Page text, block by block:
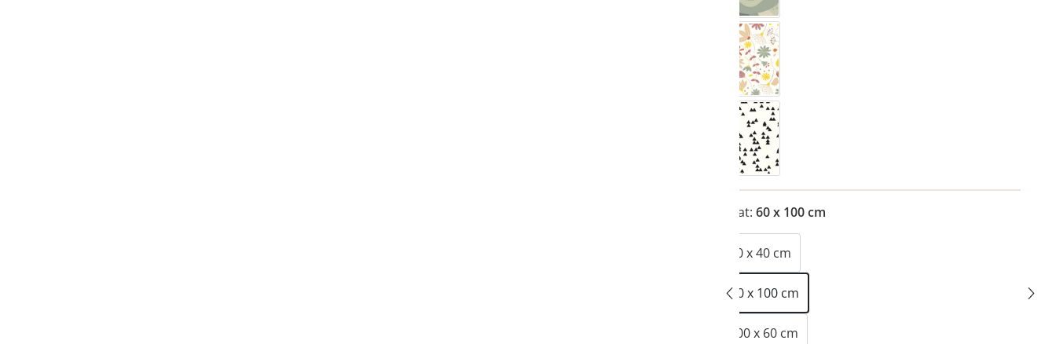
Blumig colourful
Trianglig s/w
(Deze optie is momenteel niet beschikbaar.)
Maat: 60 x 100 cm
40 x 40 cm
60 x 100 cm
100 x 60 cm